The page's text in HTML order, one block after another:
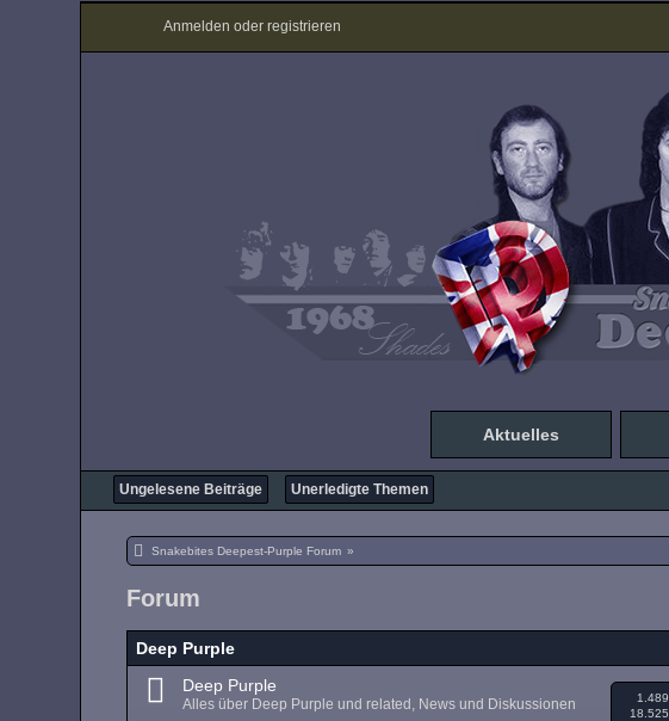
Anmelden oder registrieren
Aktuelles
Ungelesene Beiträge Unerledigte Themen
Snakebites Deepest-Purple Forum »
Forum
Deep Purple
Deep Purple
Alles über Deep Purple und related, News und Diskussionen
1.489
18.525